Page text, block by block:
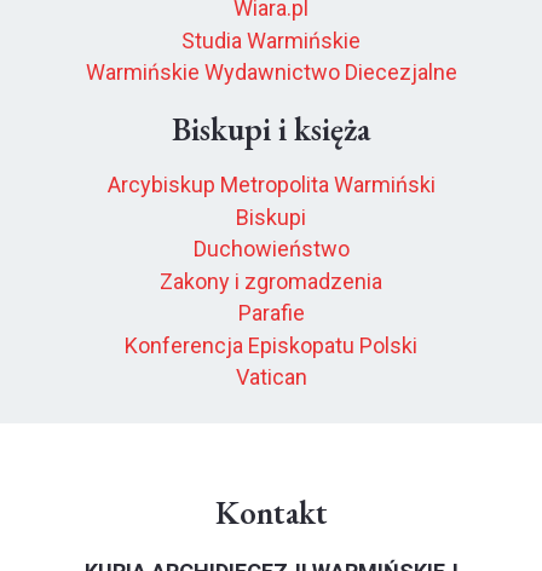
Wiara.pl
Studia Warmińskie
Warmińskie Wydawnictwo Diecezjalne
Biskupi i księża
Arcybiskup Metropolita Warmiński
Biskupi
Duchowieństwo
Zakony i zgromadzenia
Parafie
Konferencja Episkopatu Polski
Vatican
Kontakt